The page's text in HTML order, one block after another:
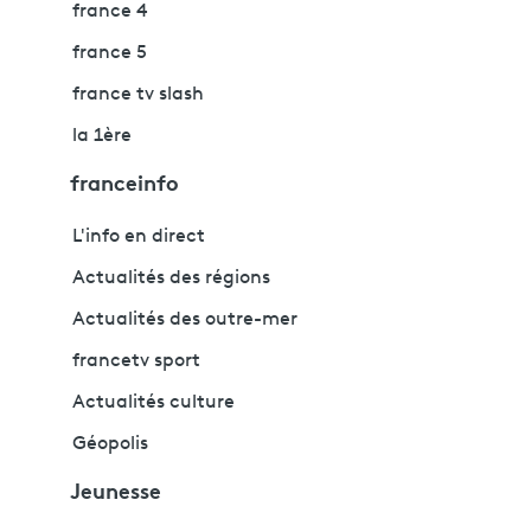
france 4
france 5
france tv slash
la 1ère
franceinfo
L'info en direct
Actualités des régions
Actualités des outre-mer
francetv sport
Actualités culture
Géopolis
Jeunesse